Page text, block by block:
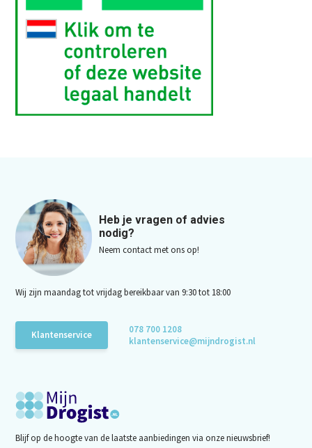
Heb je vragen of advies
nodig?
Neem contact met ons op!
Wij zijn maandag tot vrijdag bereikbaar van 9:30 tot 18:00
Klantenservice
078 700 1208
klantenservice@mijndrogist.nl
Blijf op de hoogte van de laatste aanbiedingen via onze nieuwsbrief!